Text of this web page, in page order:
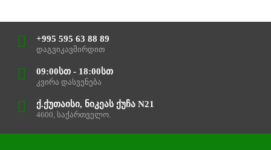
+995 595 63 88 89
დაგვიკავშირდით
09:00სთ - 18:00სთ
კვირა დასვენება
ქ.ქუთაისი, ნიკეას ქუჩა N21
4600, საქართველო.